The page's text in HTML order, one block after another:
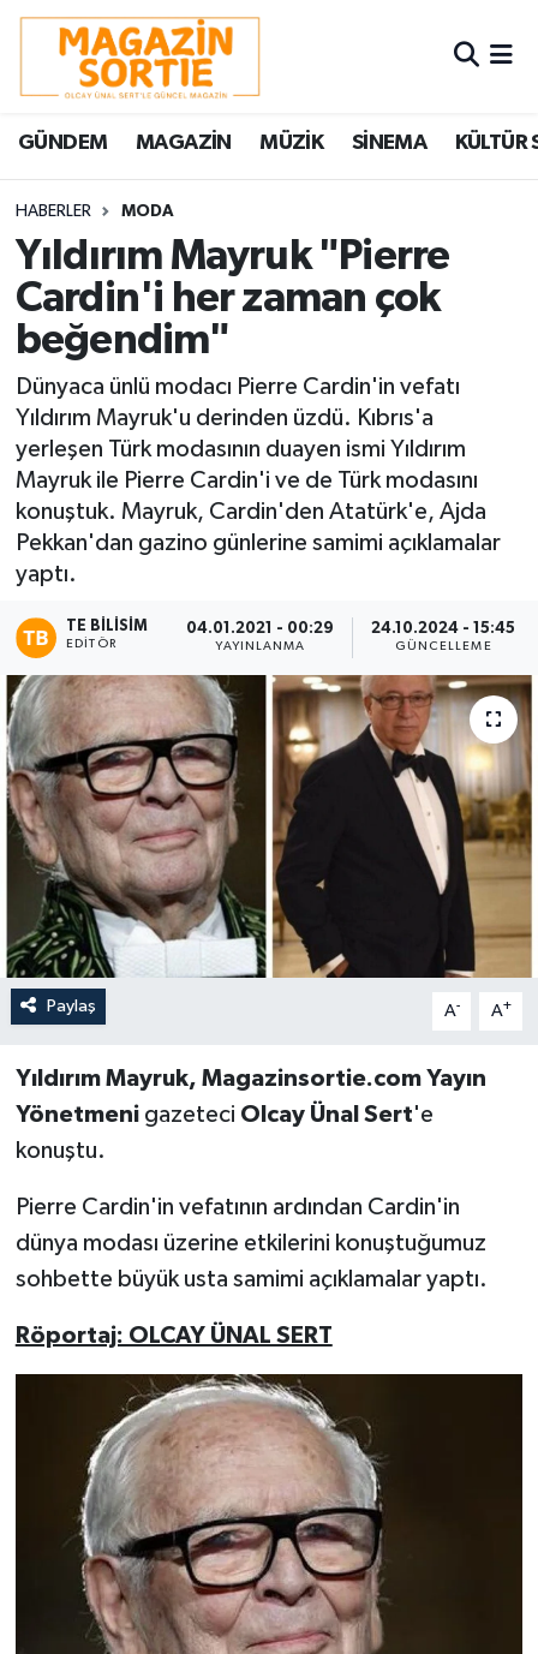
GÜNDEM MAGAZİN MÜZİK SİNEMA KÜLTÜR
HABERLER MODA
Yıldırım Mayruk "Pierre
Cardin'i her zaman çok
beğendim"
Dünyaca ünlü modacı Pierre Cardin'in vefatı
Yıldırım Mayruk'u derinden üzdü. Kıbrıs'a
yerleşen Türk modasının duayen ismi Yıldırım
Mayruk ile Pierre Cardin'i ve de Türk modasını
konuştuk. Mayruk, Cardin'den Atatürk'e, Ajda
Pekkan'dan gazino günlerine samimi açıklamalar
yaptı.
TE BILISIM
EDITÖR
04.01.2021 - 00:29
YAYINLANMA
24.10.2024 - 15:45
GÜNCELLEME
Paylaş A- A+
Yıldırım Mayruk, Magazinsortie.com Yayın
Yönetmenigazeteci Olcay Ünal Sert'e
konuştu.
Pierre Cardin'in vefatının ardından Cardin'in
dünya modası üzerine etkilerini konuştuğumuz
sohbette büyük usta samimi açıklamalar yaptı.
Röportaj: OLCAY ÜNAL SERT
Nöbetçi Eczaneler
Hava Durumu
Trafik Durumu
Süper Lig Puan Durumu ve Fikstür
Tüm Manşetler
Son Dakika Haberleri
Haber Arşivi